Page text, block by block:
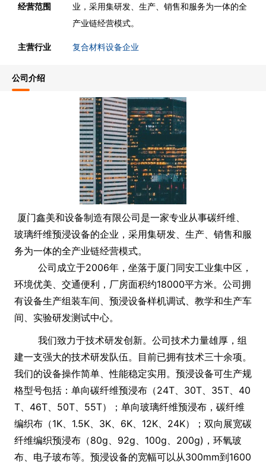
经营范围
业，采用集研发、生产、销售和服务为一体的全
产业链经营模式。
主营行业 复合材料设备企业
公司介绍
厦门鑫美和设备制造有限公司是一家专业从事碳纤维、
玻璃纤维预浸设备的企业，采用集研发、生产、销售和服
务为一体的全产业链经营模式。
公司成立于2006年，坐落于厦门同安工业集中区，
环境优美、交通便利，厂房面积约18000平方米。公司拥
有设备生产组装车间、预浸设备样机调试、教学和生产车
间、实验研发测试中心。
我们致力于技术研发创新。公司技术力量雄厚，组
建一支强大的技术研发队伍。目前已拥有技术三十余项。
我们的设备操作简单、性能稳定实用。预浸设备可生产规
格型号包括：单向碳纤维预浸布（24T、30T、35T、40
T、46T、50T、55T）；单向玻璃纤维预浸布，碳纤维
编织布（1K、1.5K、3K、6K、12K、24K）；双向展宽碳
纤维编织预浸布（80g、92g、100g、200g)，环氧玻
布、电子玻布等。预浸设备的宽幅可以从300mm到1600